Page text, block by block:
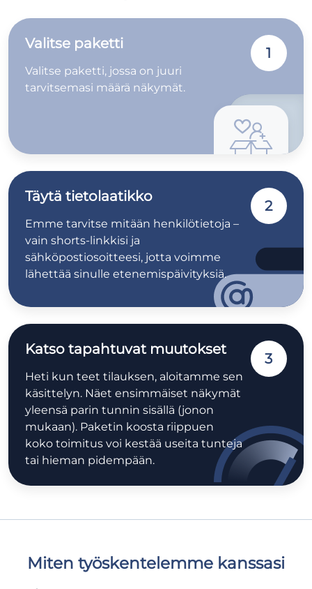
Valitse paketti
Valitse paketti, jossa on juuri
tarvitsemasi määrä näkymät.
1
Täytä tietolaatikko
Emme tarvitse mitään henkilötietoja –
vain shorts-linkkisi ja
sähköpostiosoitteesi, jotta voimme
lähettää sinulle etenemispäivityksiä.
2
Katso tapahtuvat muutokset
Heti kun teet tilauksen, aloitamme sen
käsittelyn. Näet ensimmäiset näkymät
yleensä parin tunnin sisällä (jonon
mukaan). Paketin koosta riippuen
koko toimitus voi kestää useita tunteja
tai hieman pidempään.
3
Miten työskentelemme kanssasi